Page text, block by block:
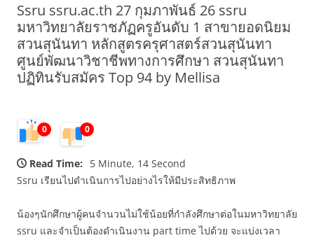
Ssru ssru.ac.th 27 กุมภาพันธ์ 26 ssru
มหาวิทยาลัยราชภัฏครูอันดับ 1 สาขายอดนิยม
สวนสุนันทา หลักสูตรครุศาสตร์สวนสุนันทา
ศูนย์พัฒนาวิชาชีพทางการศึกษา สวนสุนันทา
ปฏิทินรับสมัคร Top 94 by Mellisa
0 0
Read Time:
5 Minute, 14 Second
Ssru เรียนไปดำเนินการไปอย่างไรให้มีประสิทธิภาพ
น้องๆนักศึกษาผู้คนจำนวนไม่ใช้น้อยที่กำลังศึกษาต่อในมหาวิทยาลัย
ssru และจำเป็นต้องดำเนินงาน part time ไปด้วย จะแบ่งเวลา